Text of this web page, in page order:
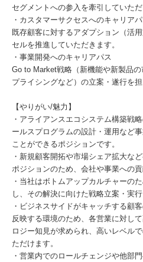
セグメントへの参入を牽引していただ
・カスタマーサクセスへのキャリア
既存顧客に対するアダプション（活
セルを推進していただきます。
・事業開発へのキャリアパス
Go to Market戦略（新機能や新製品
プライシングなど）の立案・遂行を担
【やりがい/魅力】
・アライアンスエコシステム構築戦
ールスプログラムの設計・運用など
ことができるポジションです。
・新規顧客開拓や市場シェア拡大な
ポジションのため、会社や事業への
・当社はボトムアップカルチャーの
し、その解決に向けた戦略立案・実
・ビジネスサイドがキャッチする顧
反映する環境のため、各営業に対し
ロジー知見が求められ、高いレベル
ただけます。
・営業内でのロールチェンジや他部